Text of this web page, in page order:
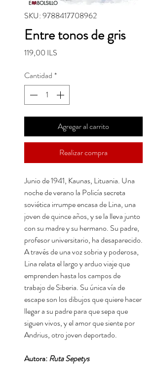
SKU: 9788417708962
Entre tonos de gris
119,00 ILS
Cantidad *
Agregar al carrito
Realizar compra
Junio de 1941, Kaunas, Lituania. Una
noche de verano la Policía secreta
soviética irrumpe encasa de Lina, una
joven de quince años, y se la lleva junto
con su madre y su hermano. Su padre,
profesor universitario, ha desaparecido.
A través de una voz sobria y poderosa,
Lina relata el largo y arduo viaje que
emprenden hasta los campos de
trabajo de Siberia. Su única vía de
escape son los dibujos que quiere hacer
llegar a su padre para que sepa que
siguen vivos, y el amor que siente por
Andrius, otro joven deportado.
Autora:Ruta Sepetys